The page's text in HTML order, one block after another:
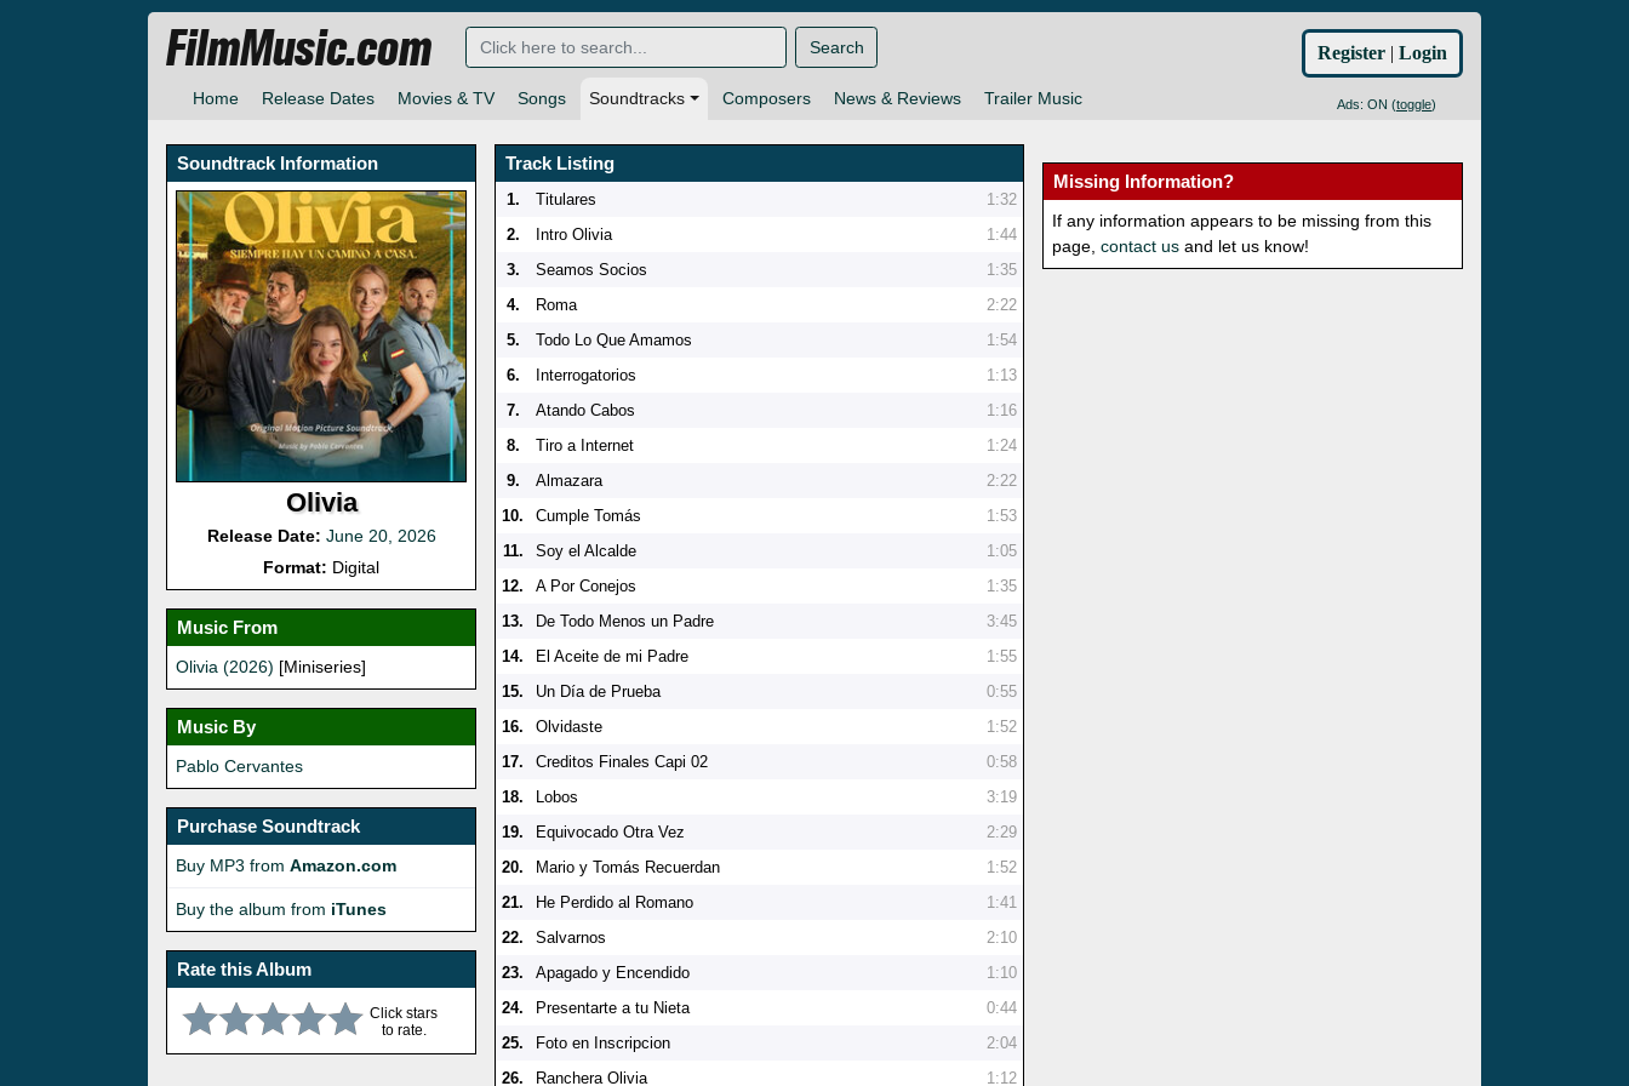
Home Release Dates Movies & TV Songs Soundtracks Composers News & Reviews Trailer Music Ads: ON (toggle)
FilmMusic.com Search Register | Login
Soundtrack Information
Olivia
Release Date: June 20, 2026
Format: Digital
Music From
Olivia (2026) [Miniseries]
Music By
Pablo Cervantes
Purchase Soundtrack
Buy MP3 from Amazon.com
Buy the album from iTunes
Rate this Album
Click stars
to rate.
Track Listing
1. Titulares
1:32
2.
Intro Olivia
1:44
3.
Seamos Socios
1:35
4.
Roma
2:22
5.
Todo Lo Que Amamos
1:54
6.
Interrogatorios
1:13
7.
Atando Cabos
1:16
8.
Tiro a Internet
1:24
9.
Almazara
2:22
10.
Cumple Tomás
1:53
11.
Soy el Alcalde
1:05
12.
A Por Conejos
1:35
13.
De Todo Menos un Padre
3:45
14.
El Aceite de mi Padre
1:55
15.
Un Día de Prueba
0:55
16.
Olvidaste
1:52
17.
Creditos Finales Capi 02
0:58
18.
Lobos
3:19
19.
Equivocado Otra Vez
2:29
20.
Mario y Tomás Recuerdan
1:52
21.
He Perdido al Romano
1:41
22.
Salvarnos
2:10
23.
Apagado y Encendido
1:10
24.
Presentarte a tu Nieta
0:44
25.
Foto en Inscripcion
2:04
26.
Ranchera Olivia 1:12
Missing Information?
If any information appears to be missing from this
page,contact us and let us know!